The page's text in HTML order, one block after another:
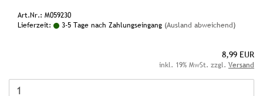
Art.Nr.: M059230
Lieferzeit:
3-5 Tage nach Zahlungseingang (Ausland abweichend)
8,99 EUR
inkl. 19% MwSt. zzgl. Versand